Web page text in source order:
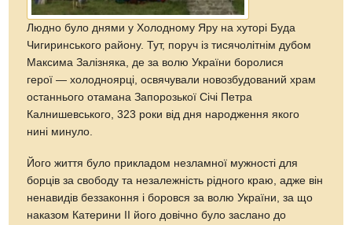
Людно було днями у Холодному Яру на хуторі Буда
Чигиринського району. Тут, поруч із тисячолітнім дубом
Максима Залізняка, де за волю України боролися
герої — холодноярці, освячували новозбудований храм
останнього отамана Запорозької Січі Петра
Калнишевського, 323 роки від дня народження якого
нині минуло.
Його життя було прикладом незламної мужності для
борців за свободу та незалежність рідного краю, адже він
ненавидів беззаконня і боровся за волю України, за що
наказом Катерини ІІ його довічно було заслано до